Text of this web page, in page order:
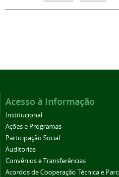
Acesso à Informação
Institucional
Ações e Programas
Participação Social
Auditorias
Convênios e Transferências
Acordos de Cooperação Técnica e